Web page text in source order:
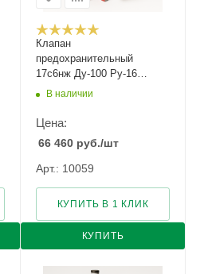
Клапан
предохранительный
17с6нж Ду-100 Ру-16
Рн-2,5...4,5
В наличии
Цена:
66 460 руб./шт
Арт.: 10059
КУПИТЬ
КУПИТЬ В 1 КЛИК